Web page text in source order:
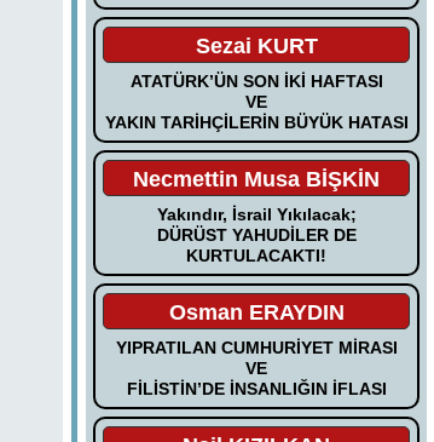
Sezai KURT
ATATÜRK’ÜN SON İKİ HAFTASI
VE
YAKIN TARİHÇİLERİN BÜYÜK HATASI
Necmettin Musa BİŞKİN
Yakındır, İsrail Yıkılacak;
DÜRÜST YAHUDİLER DE
KURTULACAKTI!
Osman ERAYDIN
YIPRATILAN CUMHURİYET MİRASI
VE
FİLİSTİN’DE İNSANLIĞIN İFLASI